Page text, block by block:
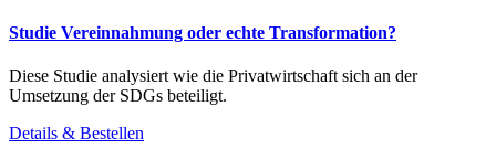
Studie Vereinnahmung oder echte Transformation?
Diese Studie analysiert wie die Privatwirtschaft sich an der
Umsetzung der SDGs beteiligt.
Details & Bestellen